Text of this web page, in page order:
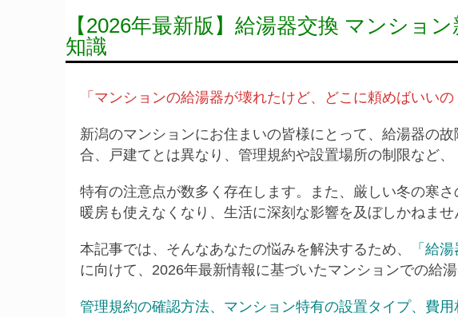
【2026年最新版】給湯器交換 マンショ
知識
「マンションの給湯器が壊れたけど、どこに頼めばいい
新潟のマンションにお住まいの皆様にとって、給湯器の
合、戸建てとは異なり、管理規約や設置場所の制限など、
特有の注意点が数多く存在します。また、厳しい冬の寒
暖房も使えなくなり、生活に深刻な影響を及ぼしかねませ
本記事では、そんなあなたの悩みを解決するため、 「給
に向けて、2026年最新情報に基づいたマンションでの給
管理規約の確認方法、 マンション特有の設置タイプ、 費用